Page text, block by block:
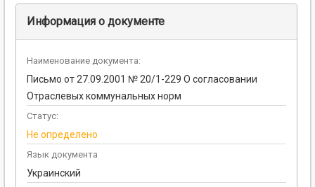
Информация о документе
Наименование документа:
Письмо от 27.09.2001 № 20/1-229 О согласовании
Отраслевых коммунальных норм
Статус:
Не определено
Язык документа
Украинский